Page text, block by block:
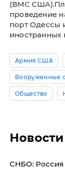
(ВМС
проведение
порт Одессы
иностранных
Армия США
Вооруженные
Общество
СНБО: Россия